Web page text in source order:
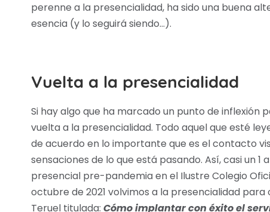
perenne a la presencialidad, ha sido una buena
esencia (y lo seguirá siendo…).
Vuelta a la presencialidad
Si hay algo que ha marcado un punto de inflexión
vuelta a la presencialidad. Todo aquel que esté
de acuerdo en lo importante que es el contacto
sensaciones de lo que está pasando. Así, casi un
presencial pre-pandemia en el Ilustre Colegio
octubre de 2021 volvimos a la presencialidad
Teruel titulada: Cómo implantar con éxito el